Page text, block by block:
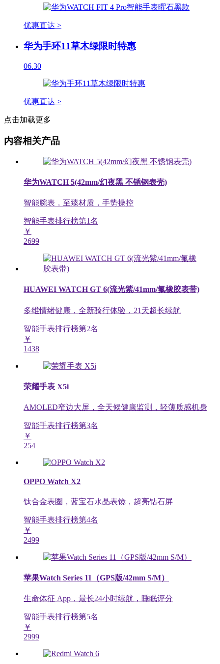
优惠直达 >
华为手环11草木绿限时特惠
06.30
优惠直达 >
点击加载更多
内容相关产品
华为WATCH 5(42mm/幻夜黑 不锈钢表壳)
智能腕表，至臻材质，手势操控
智能手表排行榜第1名
￥
2699
HUAWEI WATCH GT 6(流光紫/41mm/氟橡胶表带)
多维情绪健康，全新骑行体验，21天超长续航
智能手表排行榜第2名
￥
1438
荣耀手表 X5i
AMOLED窄边大屏，全天候健康监测，轻薄质感机身
智能手表排行榜第3名
￥
254
OPPO Watch X2
钛合金表圈，蓝宝石水晶表镜，超亮钻石屏
智能手表排行榜第4名
￥
2499
苹果Watch Series 11（GPS版/42mm S/M）
生命体征 App，最长24小时续航，睡眠评分
智能手表排行榜第5名
￥
2999